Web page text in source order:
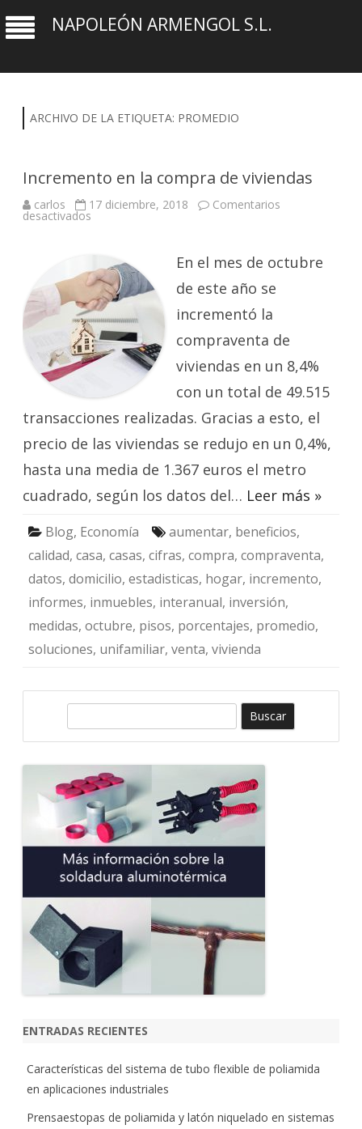
NAPOLEÓN ARMENGOL S.L.
ARCHIVO DE LA ETIQUETA: PROMEDIO
Incremento en la compra de viviendas
carlos 17 diciembre, 2018 Comentarios
desactivados
compra
de
viviendas
En el mes de octubre
de este año se
incrementó la
compraventa de
viviendas en un 8,4%
con un total de 49.515
transacciones realizadas. Gracias a esto, el
precio de las viviendas se redujo en un 0,4%,
hasta una media de 1.367 euros el metro
cuadrado, según los datos del… Leer más »
Blog, Economía aumentar, beneficios,
calidad, casa, casas, cifras, compra, compraventa,
datos, domicilio, estadisticas, hogar, incremento,
informes, inmuebles, interanual, inversión,
medidas, octubre, pisos, porcentajes, promedio,
soluciones, unifamiliar, venta, vivienda
ENTRADAS RECIENTES
Características del sistema de tubo flexible de poliamida
en aplicaciones industriales
Prensaestopas de poliamida y latón niquelado en sistemas